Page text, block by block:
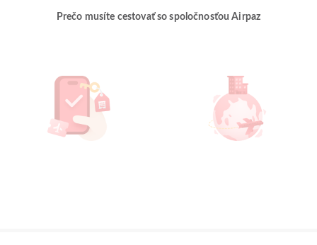
Prečo musíte cestovať so spoločnosťou Airpaz